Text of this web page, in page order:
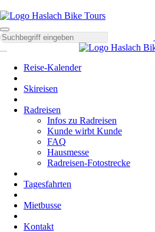
Reise-Kalender
Skireisen
Radreisen
Infos zu Radreisen
Kunde wirbt Kunde
FAQ
Hausmesse
Radreisen-Fotostrecke
Tagesfahrten
Mietbusse
Kontakt